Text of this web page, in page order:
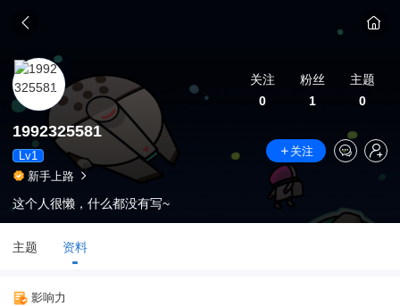
关注
0
粉丝
1
主题
0
1992325581
Lv1
关注
新手上路
这个人很懒，什么都没有写~
主题 资料
影响力